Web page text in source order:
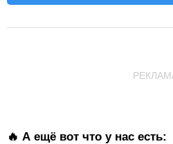
🔥 А ещё вот что у нас есть: